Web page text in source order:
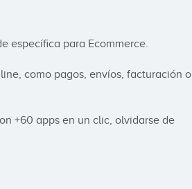
específica para Ecommerce.
como pagos, envíos, facturación o
+60 apps en un clic, olvidarse de